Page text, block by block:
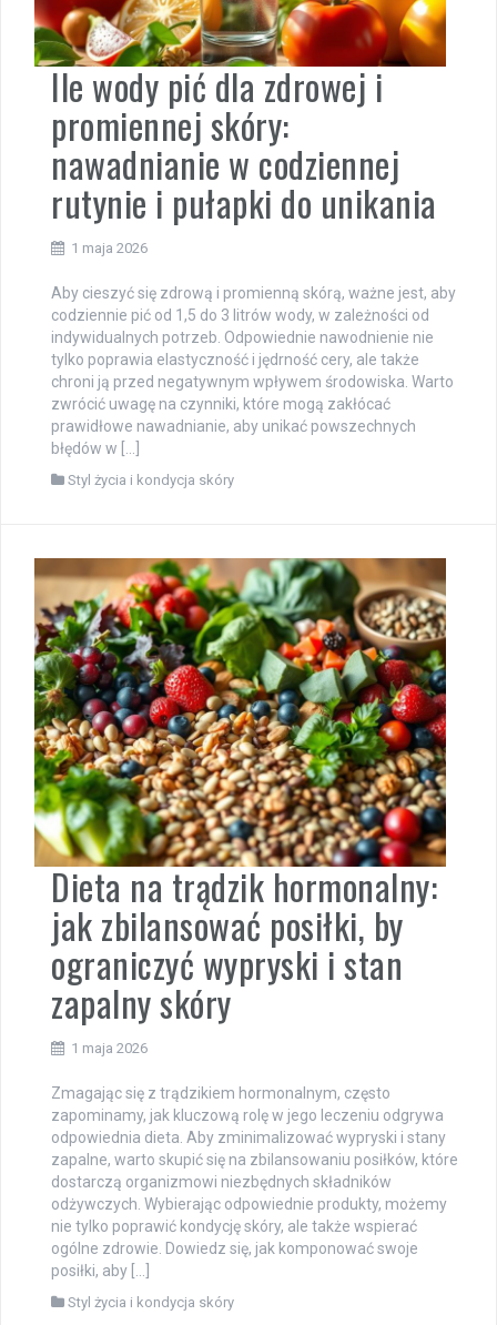
Ile wody pić dla zdrowej i
promiennej skóry:
nawadnianie w codziennej
rutynie i pułapki do unikania
1 maja 2026
Aby cieszyć się zdrową i promienną skórą, ważne jest, aby
codziennie pić od 1,5 do 3 litrów wody, w zależności od
indywidualnych potrzeb. Odpowiednie nawodnienie nie
tylko poprawia elastyczność i jędrność cery, ale także
chroni ją przed negatywnym wpływem środowiska. Warto
zwrócić uwagę na czynniki, które mogą zakłócać
prawidłowe nawadnianie, aby unikać powszechnych
błędów w […]
Styl życia i kondycja skóry
Dieta na trądzik hormonalny:
jak zbilansować posiłki, by
ograniczyć wypryski i stan
zapalny skóry
1 maja 2026
Zmagając się z trądzikiem hormonalnym, często
zapominamy, jak kluczową rolę w jego leczeniu odgrywa
odpowiednia dieta. Aby zminimalizować wypryski i stany
zapalne, warto skupić się na zbilansowaniu posiłków, które
dostarczą organizmowi niezbędnych składników
odżywczych. Wybierając odpowiednie produkty, możemy
nie tylko poprawić kondycję skóry, ale także wspierać
ogólne zdrowie. Dowiedz się, jak komponować swoje
posiłki, aby […]
Styl życia i kondycja skóry